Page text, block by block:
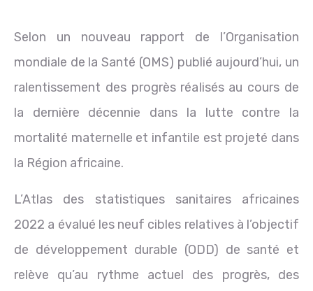
Selon un nouveau rapport de l’Organisation
mondiale de la Santé (OMS) publié aujourd’hui, un
ralentissement des progrès réalisés au cours de
la dernière décennie dans la lutte contre la
mortalité maternelle et infantile est projeté dans
la Région africaine.
L’Atlas des statistiques sanitaires africaines
2022 a évalué les neuf cibles relatives à l’objectif
de développement durable (ODD) de santé et
relève qu’au rythme actuel des progrès, des